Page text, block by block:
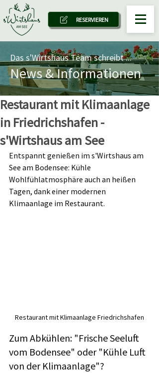
RESERVIEREN
Das s'Wirtshaus Team schreibt ...
News & Informationen
Restaurant mit Klimaanlage
in Friedrichshafen -
s'Wirtshaus am See
Entspannt genießen im s'Wirtshaus am
See am Bodensee: Kühle
Wohlfühlatmosphäre auch an heißen
Tagen, dank einer modernen
Klimaanlage im Restaurant.
Restaurant mit Klimaanlage Friedrichshafen
Zum Abkühlen: "Frische Seeluft
vom Bodensee" oder "Kühle Luft
von der Klimaanlage"?